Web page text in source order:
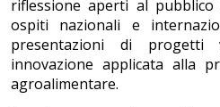
riflessione aperti al
ospiti nazionali e
presentazioni di
innovazione applicata alla
agroalimentare.